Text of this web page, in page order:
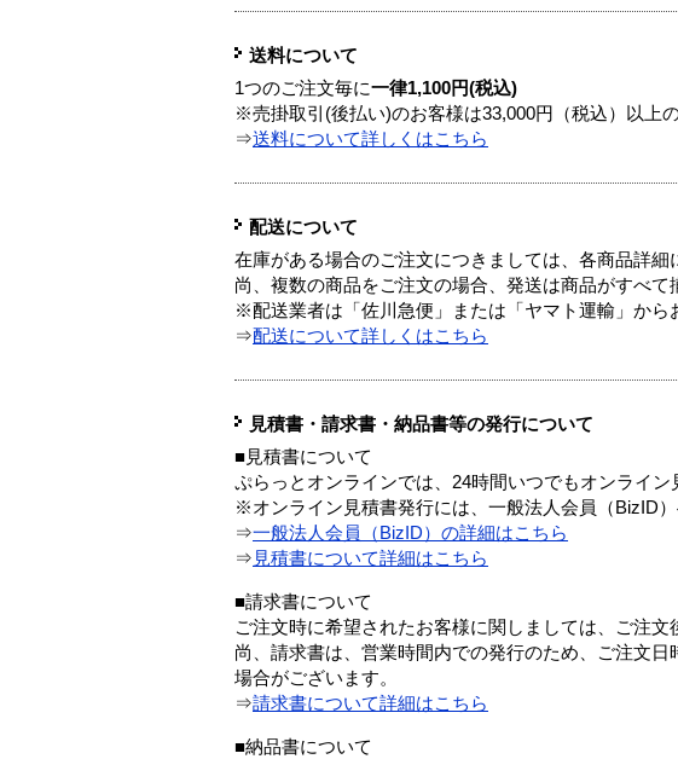
送料について
1つのご注文毎に一律1,100円(税込)
※売掛取引(後払い)のお客様は33,000円（税込）以上
⇒送料について詳しくはこちら
配送について
在庫がある場合のご注文につきましては、各商品詳
尚、複数の商品をご注文の場合、発送は商品がすべて
※配送業者は「佐川急便」または「ヤマト運輸」から
⇒配送について詳しくはこちら
見積書・請求書・納品書等の発行について
■見積書について
ぷらっとオンラインでは、24時間いつでもオンライン
※オンライン見積書発行には、一般法人会員（BizID）
⇒一般法人会員（BizID）の詳細はこちら
⇒ 見積書について詳細はこちら
■請求書について
ご注文時に希望されたお客様に関しましては、ご注文
尚、請求書は、営業時間内での発行のため、ご注文
場合がございます。
⇒請求書について詳細はこちら
■納品書について